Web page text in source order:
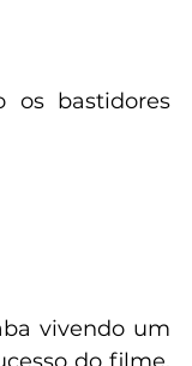
os bastidores
vivendo um